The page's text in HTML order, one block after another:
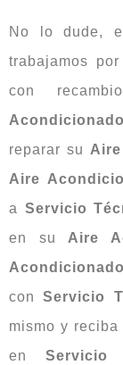
No lo dude,
trabajamos
con
reparar su
Aire
a Servicio
en su Aire
Acondicionado
conServicio
mismo y
en Servicio